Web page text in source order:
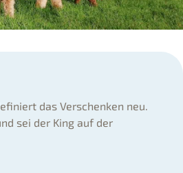
das Verschenken neu.
sei der King auf der